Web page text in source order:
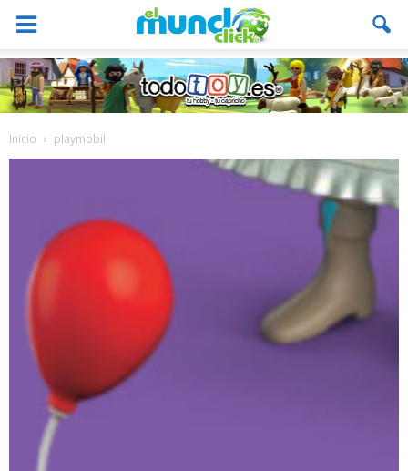
Inicio playmobil